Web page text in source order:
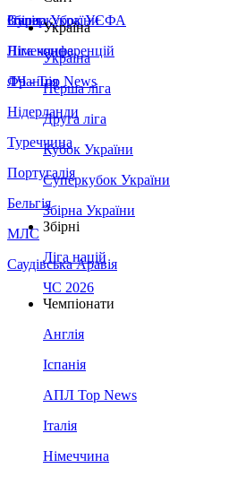
Збірна України
Італія
Німеччина
Франція
Нідерланди
Туреччина
Португалія
Бельгія
МЛС
Саудівська Аравія
Суперкубок УЄФА
Ліга конференцій
ЛЧ - Top News
Україна
Україна
Перша ліга
Друга ліга
Кубок України
Суперкубок України
Збірна України
Збірні
Ліга націй
ЧС 2026
Чемпіонати
Англія
Іспанія
АПЛ Top News
Італія
Німеччина